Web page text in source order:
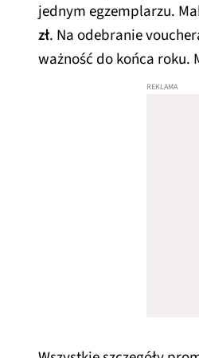
jednym egzemplarzu.
zł. Na odebranie
ważność do końca roku.